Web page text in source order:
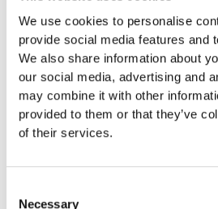
We use cookies to personalise
provide social media features and
We also share information about
our social media, advertising and
may combine it with other
provided to them or that they’ve
of their services.
Necessary